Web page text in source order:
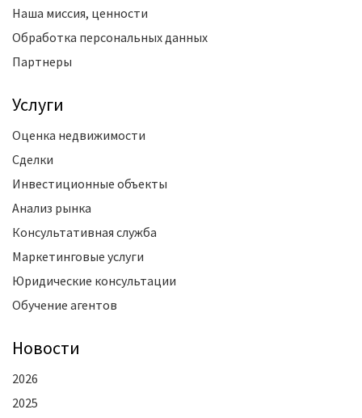
Наша миссия, ценности
Обработка персональных данных
Партнеры
Услуги
Оценка недвижимости
Сделки
Инвестиционные объекты
Анализ рынка
Консультативная служба
Маркетинговые услуги
Юридические консультации
Обучение агентов
Новости
2026
2025